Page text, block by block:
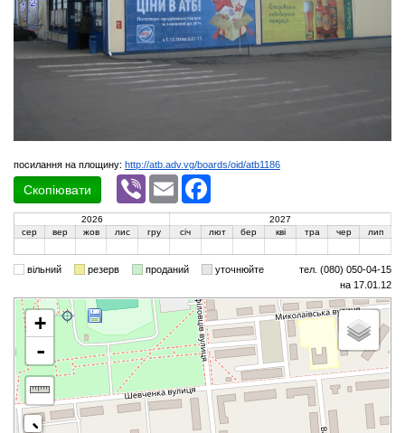
посилання на площину: http://atb.adv.vg/boards/oid/atb1186
Скопіювати
Viber Email
2026
2027
сер
вер жов лис гру січ лют бер кві тра чер лип
вільний резерв проданий уточнюйте
тел. (080) 050-04-15
на 17.01.12
+
-